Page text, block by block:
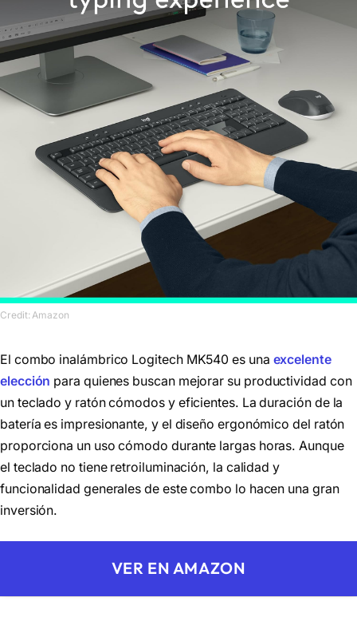
Credit: Amazon
El combo inalámbrico Logitech MK540 es una excelente
elección para quienes buscan mejorar su productividad con
un teclado y ratón cómodos y eficientes. La duración de la
batería es impresionante, y el diseño ergonómico del ratón
proporciona un uso cómodo durante largas horas. Aunque
el teclado no tiene retroiluminación, la calidad y
funcionalidad generales de este combo lo hacen una gran
inversión.
VER EN AMAZON